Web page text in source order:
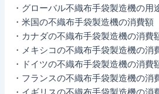
・グローバル不織布手袋製造機の用
・米国の不織布手袋製造機の消費額
・カナダの不織布手袋製造機の消費
・メキシコの不織布手袋製造機の消
・ドイツの不織布手袋製造機の消費
・フランスの不織布手袋製造機の消